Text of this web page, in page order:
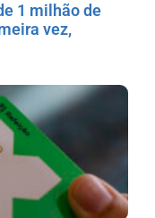
1 milhão de
vez,